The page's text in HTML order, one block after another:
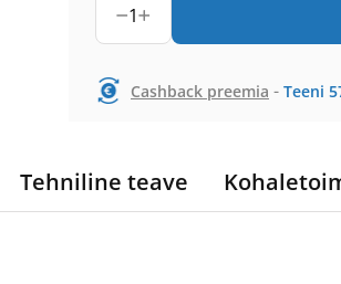
1
Cashback preemia - Teeni
Tehniline teave